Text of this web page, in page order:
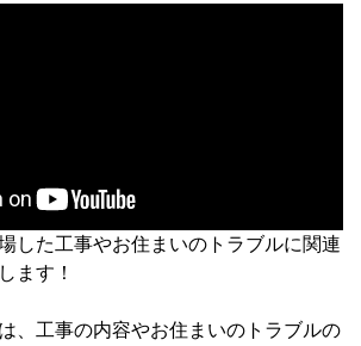
した工事やお住まいのトラブルに関連
ます！
、工事の内容やお住まいのトラブルの